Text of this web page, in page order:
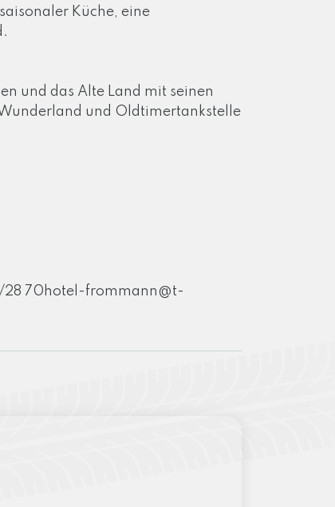
Küche, eine
und das Alte Land mit seinen
und Oldtimertankstelle
28 70hotel-frommann@t-